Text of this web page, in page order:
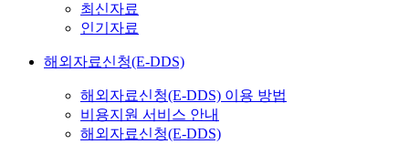
최신자료
인기자료
해외자료신청(E-DDS)
해외자료신청(E-DDS) 이용 방법
비용지원 서비스 안내
해외자료신청(E-DDS)